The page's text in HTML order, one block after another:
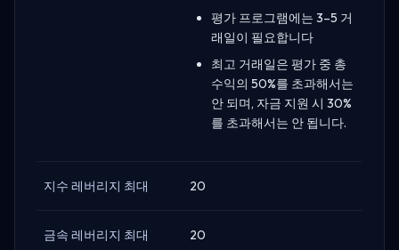
평가 프로그램에는 3–5 거
래일이 필요합니다
최고 거래일은 평가 중 총
수익의 50%를 초과해서는
안 되며, 자금 지원 시 30%
를 초과해서는 안 됩니다.
지수 레버리지 최대 20
금속 레버리지 최대 20